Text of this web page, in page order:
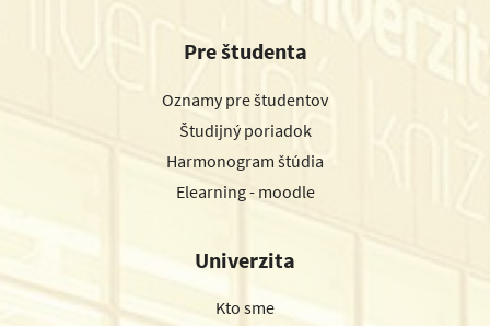
Pre študenta
Oznamy pre študentov
Študijný poriadok
Harmonogram štúdia
Elearning - moodle
Univerzita
Kto sme